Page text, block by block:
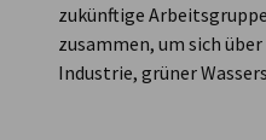
zukünftige
zusammen, um sich
Industrie, grüner